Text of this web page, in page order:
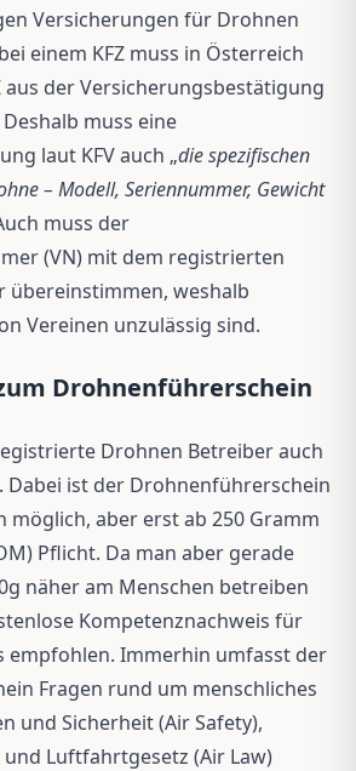
Versicherungen für Drohnen
einem KFZ muss in Österreich
aus der Versicherungsbestätigung
muss eine
laut KFV auch „die spezifischen
– Modell, Seriennummer, Gewicht
muss der
(VN) mit dem registrierten
übereinstimmen, weshalb
Vereinen unzulässig sind.
Drohnenführerschein
Drohnen Betreiber auch
Dabei ist der Drohnenführerschein
möglich, aber erst ab 250 Gramm
Pflicht. Da man aber gerade
näher am Menschen betreiben
Kompetenznachweis für
empfohlen. Immerhin umfasst der
Fragen rund um menschliches
und Sicherheit (Air Safety),
Luftfahrtgesetz (Air Law)